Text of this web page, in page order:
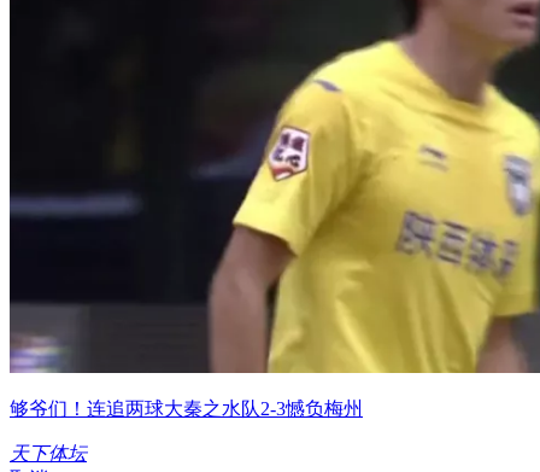
够爷们！连追两球大秦之水队2-3憾负梅州
天下体坛